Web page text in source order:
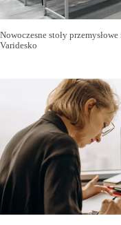
Nowoczesne stoły
Varidesko